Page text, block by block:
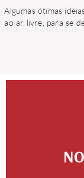
Algumas ótimas
ao ar livre, para se